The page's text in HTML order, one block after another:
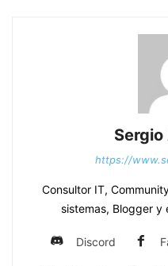
https://
Consultor IT,
sistemas, Blogger y
Discord